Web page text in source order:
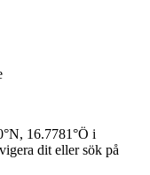
°N, 16.7781°Ö i
dit eller sök på